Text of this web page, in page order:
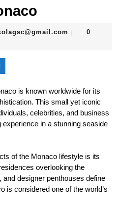
0
is known worldwide for its
This small yet iconic
celebrities, and business
in a stunning seaside
of the Monaco lifestyle is its
overlooking the
designer penthouses define
is considered one of the world’s